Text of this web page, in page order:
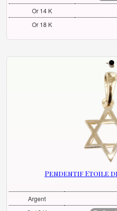
Or 14 K
Or 18 K
Pendentif Etoile
Argent